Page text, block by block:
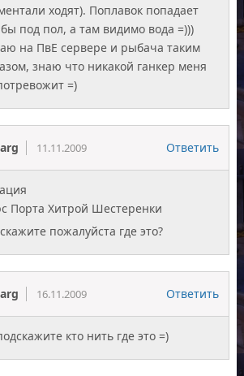
ходят). Поплавок попадает
бы под пол, а там видимо вода =)))
на ПвЕ сервере и рыбача таким
знаю что никакой ганкер меня
=)
11.11.2009 Ответить
Порта Хитрой Шестеренки
пожалуйста где это?
16.11.2009 Ответить
кто нить где это =)